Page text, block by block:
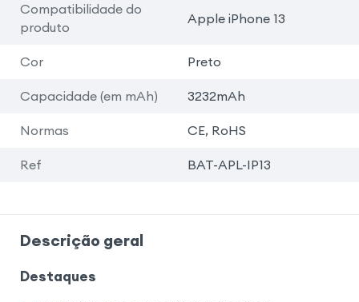
Compatibilidade do
produto
Apple iPhone 13
Cor Preto
Capacidade (em mAh) 3232mAh
Normas CE, RoHS
Ref BAT-APL-IP13
Descrição geral
Destaques